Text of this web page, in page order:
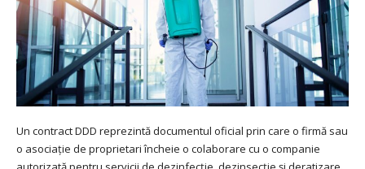
Un contract DDD reprezintă documentul oficial prin care o firmă sau
o asociație de proprietari încheie o colaborare cu o companie